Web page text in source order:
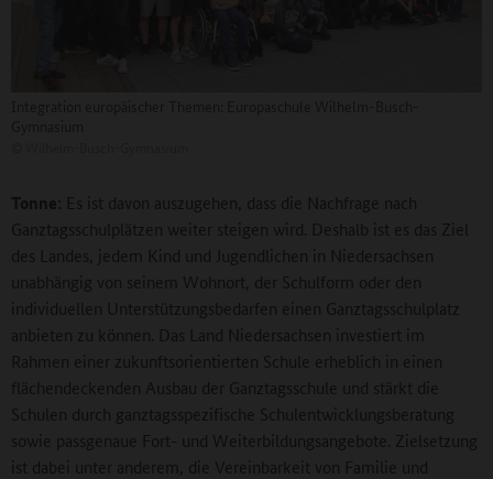
Tonne: Es ist davon auszugehen, dass die Nachfrage nach
Ganztagsschulplätzen weiter steigen wird. Deshalb ist es das Ziel
des Landes, jedem Kind und Jugendlichen in Niedersachsen
unabhängig von seinem Wohnort, der Schulform oder den
individuellen Unterstützungsbedarfen einen Ganztagsschulplatz
anbieten zu können. Das Land Niedersachsen investiert im
Rahmen einer zukunftsorientierten Schule erheblich in einen
flächendeckenden Ausbau der Ganztagsschule und stärkt die
Schulen durch ganztagsspezifische Schulentwicklungsberatung
sowie passgenaue Fort- und Weiterbildungsangebote. Zielsetzung
ist dabei unter anderem, die Vereinbarkeit von Familie und